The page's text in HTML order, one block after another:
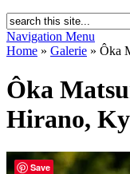
Navigation Menu
Home » Galerie » Ôka
Ôka
Hirano,
Save